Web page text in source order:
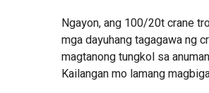
Ngayon, ang 100/20t crane
mga dayuhang tagagawa ng
magtanong tungkol sa
Kailangan mo lamang